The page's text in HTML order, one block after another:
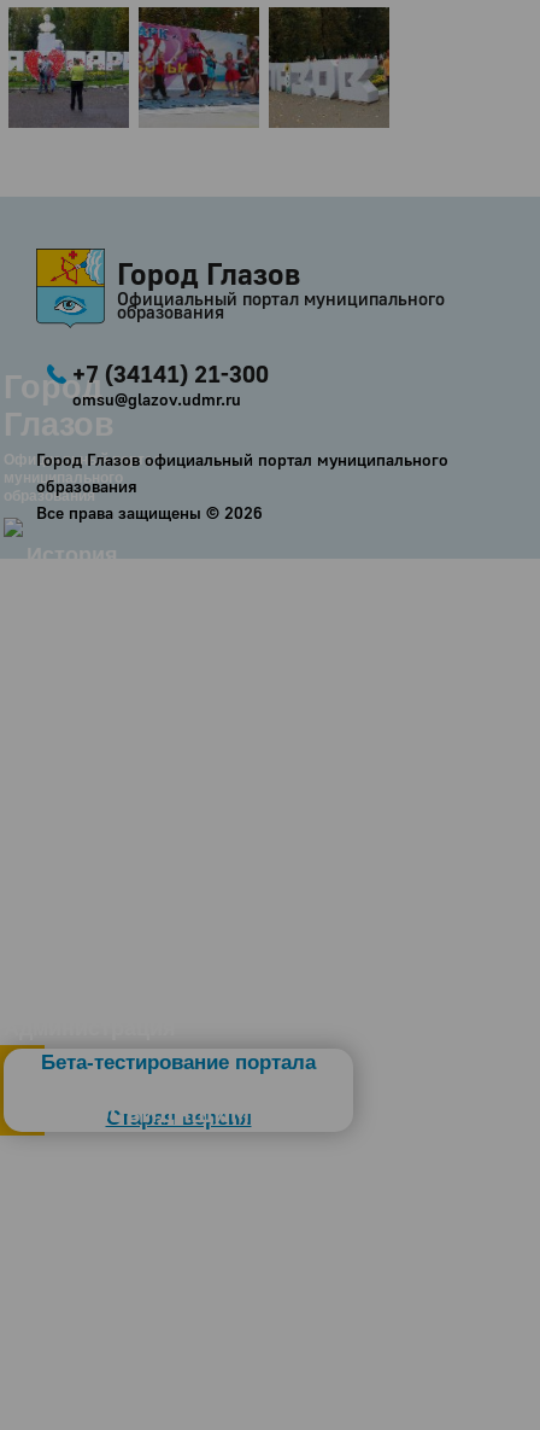
Город
Глазов
Официальный портал
муниципального
образования
История
Бета-тестирование портала
Старая версия
Слабовидящим
Город Глазов
Официальный портал муниципального
образования
+7 (34141) 21-300
omsu@glazov.udmr.ru
Город Глазов официальный портал муниципального
образования
Все права защищены © 2026